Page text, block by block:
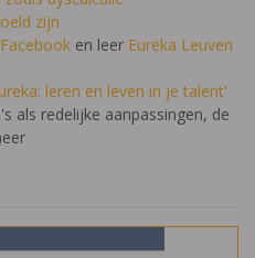
zijn
Facebook en leer Eureka Leuven
leren en leven in je talent'
als redelijke aanpassingen, de